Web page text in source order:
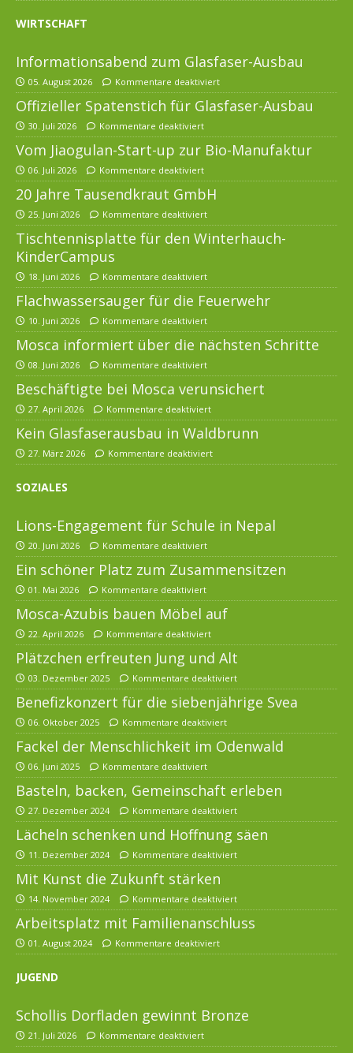
WIRTSCHAFT
Informationsabend zum Glasfaser-Ausbau
05. August 2026 Kommentare deaktiviert
Offizieller Spatenstich für Glasfaser-Ausbau
30. Juli 2026 Kommentare deaktiviert
Vom Jiaogulan-Start-up zur Bio-Manufaktur
06. Juli 2026 Kommentare deaktiviert
20 Jahre Tausendkraut GmbH
25. Juni 2026 Kommentare deaktiviert
Tischtennisplatte für den Winterhauch-
KinderCampus
18. Juni 2026 Kommentare deaktiviert
Flachwassersauger für die Feuerwehr
10. Juni 2026 Kommentare deaktiviert
Mosca informiert über die nächsten Schritte
08. Juni 2026 Kommentare deaktiviert
Beschäftigte bei Mosca verunsichert
27. April 2026 Kommentare deaktiviert
Kein Glasfaserausbau in Waldbrunn
27. März 2026 Kommentare deaktiviert
SOZIALES
Lions-Engagement für Schule in Nepal
20. Juni 2026 Kommentare deaktiviert
Ein schöner Platz zum Zusammensitzen
01. Mai 2026 Kommentare deaktiviert
Mosca-Azubis bauen Möbel auf
22. April 2026 Kommentare deaktiviert
Plätzchen erfreuten Jung und Alt
03. Dezember 2025 Kommentare deaktiviert
Benefizkonzert für die siebenjährige Svea
06. Oktober 2025 Kommentare deaktiviert
Fackel der Menschlichkeit im Odenwald
06. Juni 2025 Kommentare deaktiviert
Basteln, backen, Gemeinschaft erleben
27. Dezember 2024 Kommentare deaktiviert
Lächeln schenken und Hoffnung säen
11. Dezember 2024 Kommentare deaktiviert
Mit Kunst die Zukunft stärken
14. November 2024 Kommentare deaktiviert
Arbeitsplatz mit Familienanschluss
01. August 2024 Kommentare deaktiviert
JUGEND
Schollis Dorfladen gewinnt Bronze
21. Juli 2026 Kommentare deaktiviert